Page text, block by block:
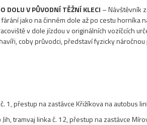
DOLU V PŮVODNÍ TĚŽNÍ KLECI – Návštěvník
jako na činném dole až po cestu
v dole jízdou v originálních vozíčcích
coby průvodci, představí fyzicky
1, přestup na zastávce Křižíkova na autobus
tramvaj linka č. 12, přestup na zastávce